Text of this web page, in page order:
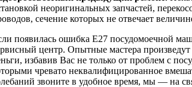
неоригинальных запчастей,
сечение которых не отвечает
появилась ошибка Е27 посудомоечной
центр. Опытные мастера
избавив Вас не только от проблем с
чревато неквалифицированное
звоните в удобное время, мы — на